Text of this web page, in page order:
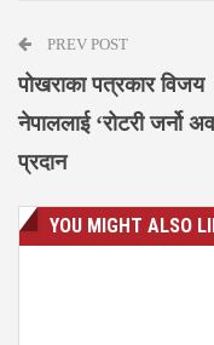
PREV POST
पोखराका पत्रकार विजय
नेपाललाई ‘रोटरी जर्नो
प्रदान
YOU MIGHT ALSO